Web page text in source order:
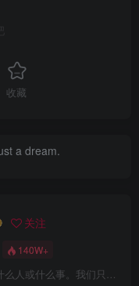
收藏
a dream.
关注
140W+